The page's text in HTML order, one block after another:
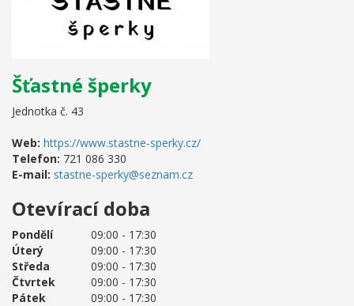
Šťastné šperky
Jednotka č. 43
Web: https://www.stastne-sperky.cz/
Telefon: 721 086 330
E-mail: stastne-sperky@seznam.cz
Otevírací doba
Pondělí
09:00 - 17:30
Úterý
09:00 - 17:30
Středa
09:00 - 17:30
Čtvrtek
09:00 - 17:30
Pátek
09:00 - 17:30